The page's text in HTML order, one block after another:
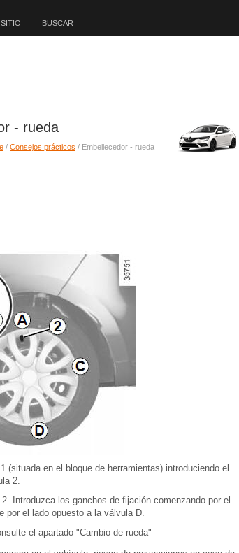
BUSCAR
- rueda
/ Consejos prácticos / Embellecedor - rueda
(situada en el bloque de herramientas) introduciendo el
2.
Introduzca los ganchos de fijación comenzando por el
por el lado opuesto a la válvula D.
el apartado "Cambio de rueda"